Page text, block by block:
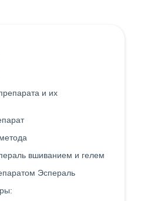
и их
вшиванием и гелем
Эспераль